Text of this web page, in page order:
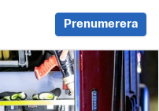
Prenumerera